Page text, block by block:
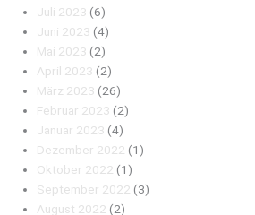
Juli 2023 (6)
Juni 2023 (4)
Mai 2023 (2)
April 2023 (2)
März 2023 (26)
Februar 2023 (2)
Januar 2023 (4)
Dezember 2022 (1)
Oktober 2022 (1)
September 2022 (3)
August 2022 (2)